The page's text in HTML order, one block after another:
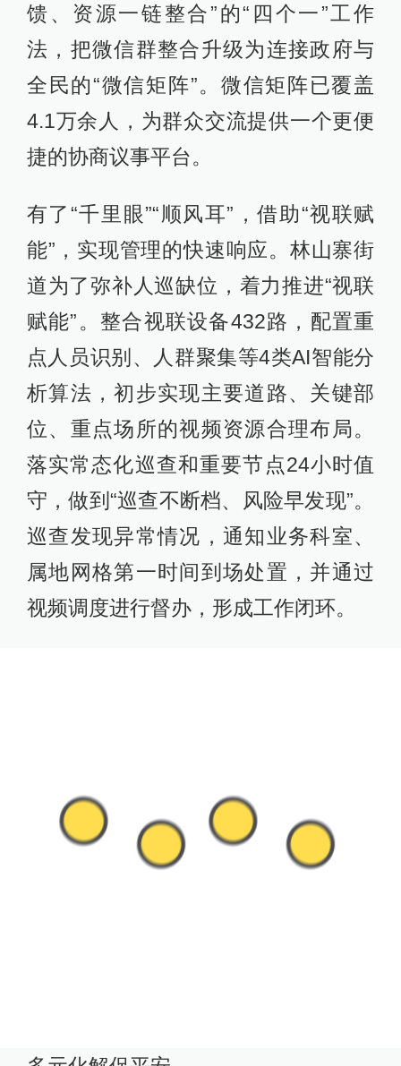
馈、资源一链整合”的“四个一”工作
法，把微信群整合升级为连接政府与
全民的“微信矩阵”。微信矩阵已覆盖
4.1万余人，为群众交流提供一个更便
捷的协商议事平台。
有了“千里眼”“顺风耳”，借助“视联赋
能”，实现管理的快速响应。林山寨街
道为了弥补人巡缺位，着力推进“视联
赋能”。整合视联设备432路，配置重
点人员识别、人群聚集等4类AI智能分
析算法，初步实现主要道路、关键部
位、重点场所的视频资源合理布局。
落实常态化巡查和重要节点24小时值
守，做到“巡查不断档、风险早发现”。
巡查发现异常情况，通知业务科室、
属地网格第一时间到场处置，并通过
视频调度进行督办，形成工作闭环。